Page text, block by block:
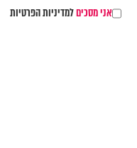
אני מסכיםלמדיניות הפרטיות